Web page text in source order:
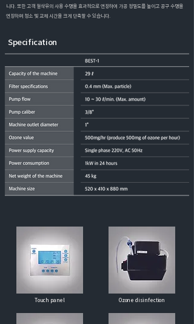
니다. 또한 고객 절삭유의 사용 수명을 효과적으로 연장하여 가공 정밀도를 높이고 공구 수명을
연장하며 청소 및 교체 시간을 크게 단축할 수 있습니다.
Specification
Touch panel Ozone disinfection